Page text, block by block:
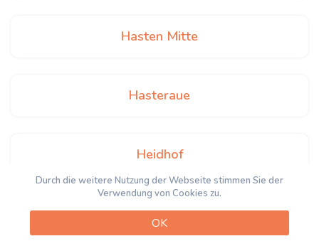
Hasten Mitte
Hasteraue
Heidhof
Heintjeshammer
Durch die weitere Nutzung der Webseite stimmen Sie der
Verwendung von Cookies zu.
OK